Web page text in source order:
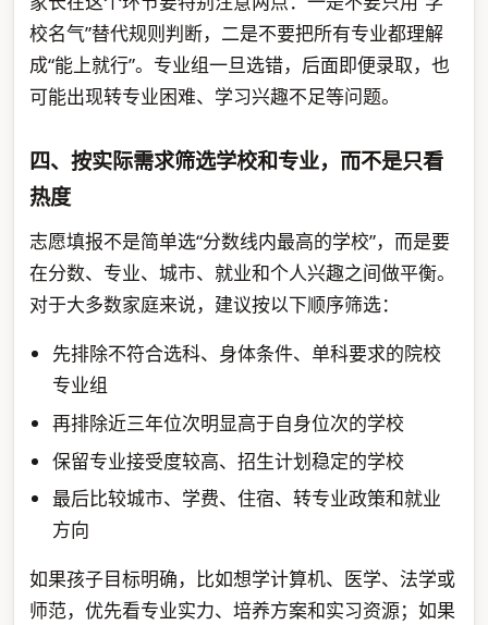
校名气”替代规则判断，二是不要把所有专业都理解
成“能上就行”。专业组一旦选错，后面即便录取，也
可能出现转专业困难、学习兴趣不足等问题。
四、按实际需求筛选学校和专业，而不是只看
热度
志愿填报不是简单选“分数线内最高的学校”，而是要
在分数、专业、城市、就业和个人兴趣之间做平衡。
对于大多数家庭来说，建议按以下顺序筛选：
先排除不符合选科、身体条件、单科要求的院校
专业组
再排除近三年位次明显高于自身位次的学校
保留专业接受度较高、招生计划稳定的学校
最后比较城市、学费、住宿、转专业政策和就业
方向
如果孩子目标明确，比如想学计算机、医学、法学或
师范，优先看专业实力、培养方案和实习资源；如果